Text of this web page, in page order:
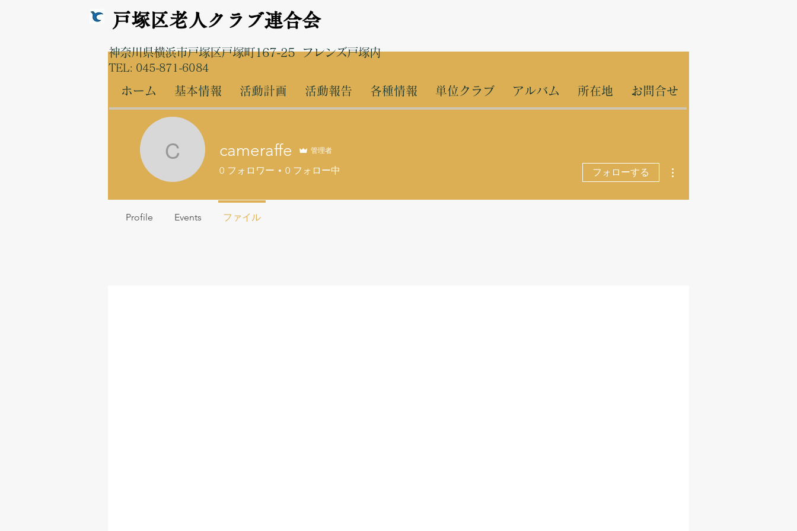
戸塚区老人クラブ連合会
神奈川県横浜市戸塚区戸塚町167-25 フレンズ戸塚内
TEL: 045-871-6084
ホーム 基本情報 活動計画 活動報告 各種情報 単位クラブ アルバム 所在地 お問合せ
cameraffe
cameraffe 管理者
0 フォロワー 0 フォロー中 フォローする
Profile Events ファイル